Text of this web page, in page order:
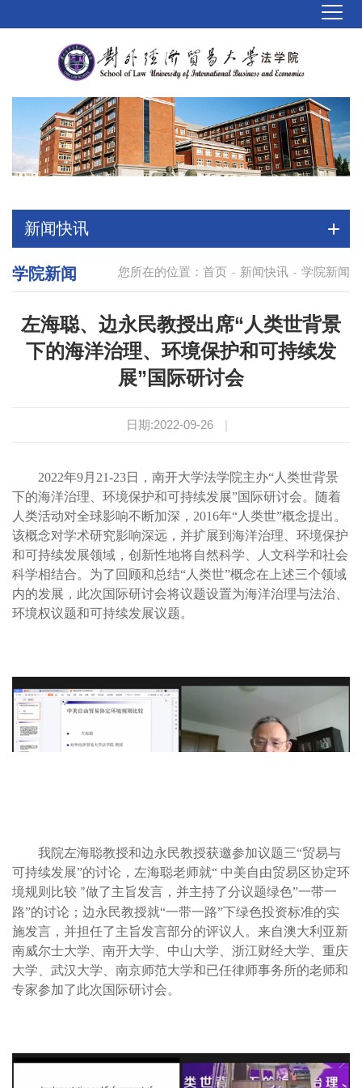
新闻快讯
您所在的位置： 首页 - 新闻快讯 - 学院新闻
学院新闻
左海聪、边永民教授出席“人类世背景
下的海洋治理、环境保护和可持续发
展”国际研讨会
日期:2022-09-26 |
2022年9月21-23日，南开大学法学院主办“人类世背景
下的海洋治理、环境保护和可持续发展”国际研讨会。随着
人类活动对全球影响不断加深，2016年“人类世”概念提出。
该概念对学术研究影响深远，并扩展到海洋治理、环境保护
和可持续发展领域，创新性地将自然科学、人文科学和社会
科学相结合。为了回顾和总结“人类世”概念在上述三个领域
内的发展，此次国际研讨会将议题设置为海洋治理与法治、
环境权议题和可持续发展议题。
我院左海聪教授和边永民教授获邀参加议题三“贸易与
可持续发展”的讨论，左海聪老师就“ 中美自由贸易区协定环
境规则比较 ”做了主旨发言，并主持了分议题绿色”一带一
路”的讨论；边永民教授就“一带一路”下绿色投资标准的实
施发言，并担任了主旨发言部分的评议人。来自澳大利亚新
南威尔士大学、南开大学、中山大学、浙江财经大学、重庆
大学、武汉大学、南京师范大学和已任律师事务所的老师和
专家参加了此次国际研讨会。